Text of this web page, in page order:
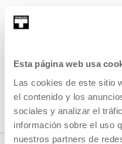
Esta página web usa
Las cookies de este sitio
el contenido y los
sociales y analizar el
información sobre el uso
nuestros partners de
READ MORE